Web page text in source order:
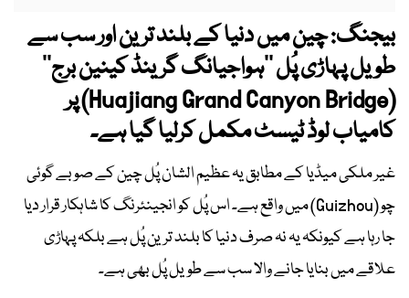
بیجنگ: چین میں دنیا کے بلند ترین اور سب سے
طویل پہاڑی پُل ’’ہواجیانگ گرینڈ کینین برج‘‘
(Huajiang Grand Canyon Bridge) پر
کامیاب لوڈ ٹیسٹ مکمل کرلیا گیا ہے۔
غیر ملکی میڈیا کے مطابق یہ عظیم الشان پُل چین کے صوبے گوئی
چو (Guizhou) میں واقع ہے۔ اس پُل کو انجینئرنگ کا شاہکار قرار دیا
جا رہا ہے کیونکہ یہ نہ صرف دنیا کا بلند ترین پُل ہے بلکہ پہاڑی
علاقے میں بنایا جانے والا سب سے طویل پُل بھی ہے۔